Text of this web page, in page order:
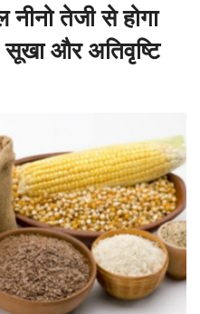
तेजी से होगा
और अतिवृष्टि